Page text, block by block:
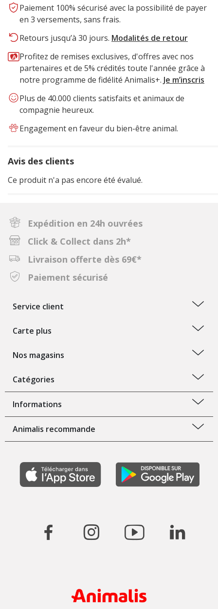
Paiement 100% sécurisé avec la possibilité de payer
en 3 versements, sans frais.
Retours jusqu’à 30 jours. Modalités de retour
Profitez de remises exclusives, d'offres avec nos
partenaires et de 5% crédités toute l'année grâce à
notre programme de fidélité Animalis+. Je m’inscris
Plus de 40.000 clients satisfaits et animaux de
compagnie heureux.
Engagement en faveur du bien-être animal.
Avis des clients
Ce produit n'a pas encore été évalué.
Expédition en 24h ouvrées
Click & Collect dans 2h*
Livraison offerte dès 69€*
Paiement sécurisé
Service client
Carte plus
Nos magasins
Catégories
Informations
Animalis recommande